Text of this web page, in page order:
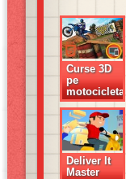
Curse 3D
pe
motocicleta
Deliver It
Master